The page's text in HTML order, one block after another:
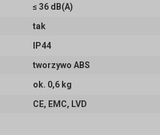
≤ 36 dB(A)
tak
IP44
tworzywo ABS
ok. 0,6 kg
CE, EMC, LVD